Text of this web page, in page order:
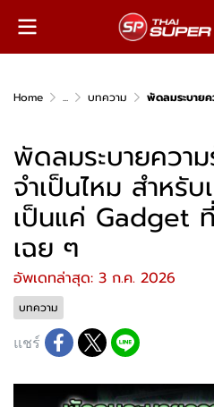
Home ... บทความ พัดลมระบายความร้อนโน๊ตบุ๊
พัดลมระบายควา
จำเป็นไหม สำหรั
เป็นแค่ Gadget
เฉย ๆ
อัพเดทล่าสุด: 3 ก.ค. 2026
บทความ
แชร์